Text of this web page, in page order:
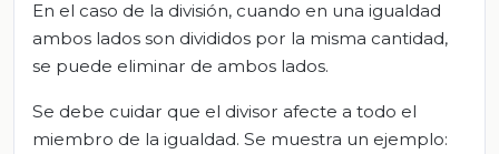
En el caso de la división, cuando en una igualdad
ambos lados son divididos por la misma cantidad,
se puede eliminar de ambos lados.
Se debe cuidar que el divisor afecte a todo el
miembro de la igualdad. Se muestra un ejemplo: